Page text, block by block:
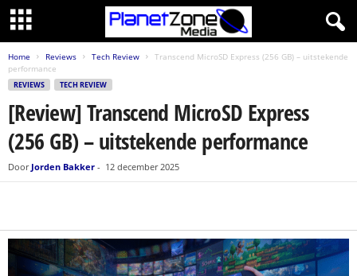
Home Reviews Tech Review
Transcend MicroSD Express (256 GB) – uitstekende
performance
REVIEWS TECH REVIEW
[Review] Transcend MicroSD Express
(256 GB) – uitstekende performance
Door Jorden Bakker - 12 december 2025